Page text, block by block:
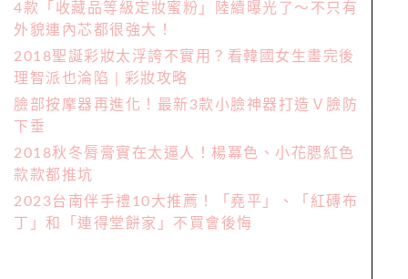
4款「收藏品等級定妝蜜粉」陸續曝光了～不只有
外貌連內芯都很強大！
2018聖誕彩妝太浮誇不實用？看韓國女生畫完後
理智派也淪陷 | 彩妝攻略
臉部按摩器再進化！最新3款小臉神器打造Ｖ臉防
下垂
2018秋冬脣膏實在太逼人！楊冪色、小花腮紅色
款款都推坑
2023台南伴手禮10大推薦！「堯平」、「紅磚布
丁」和「連得堂餅家」不買會後悔